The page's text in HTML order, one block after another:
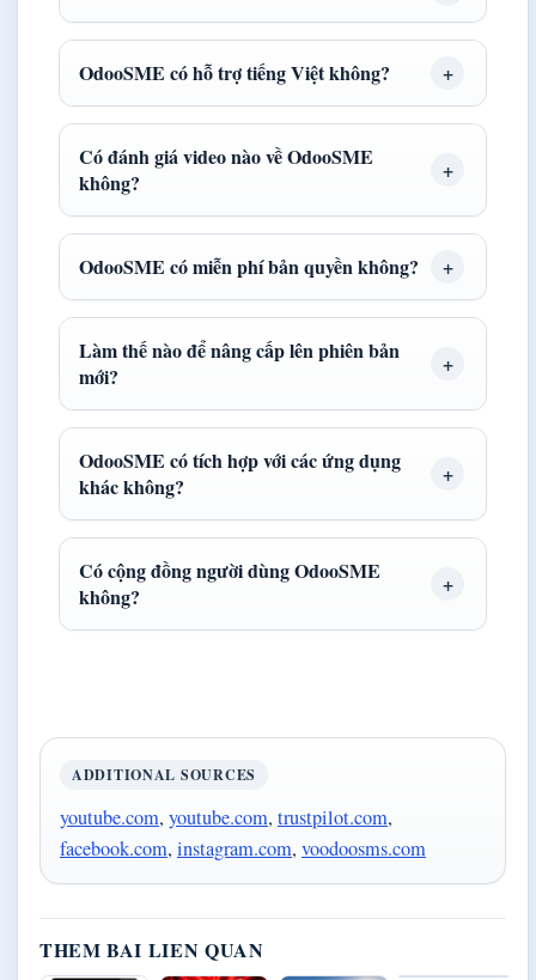
OdooSME có hỗ trợ tiếng Việt không?
Có đánh giá video nào về OdooSME
không?
OdooSME có miễn phí bản quyền không?
Làm thế nào để nâng cấp lên phiên bản
mới?
OdooSME có tích hợp với các ứng dụng
khác không?
Có cộng đồng người dùng OdooSME
không?
ADDITIONAL SOURCES
youtube.com, youtube.com, trustpilot.com,
facebook.com, instagram.com, voodoosms.com
THEM BAI LIEN QUAN